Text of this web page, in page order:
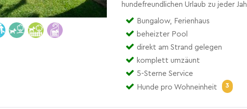
hundefreundlichen Urlaub zu jeder
Bungalow, Ferienhaus
beheizter Pool
direkt am Strand gelegen
komplett umzäunt
5-Sterne Service
Hunde pro Wohneinheit
3